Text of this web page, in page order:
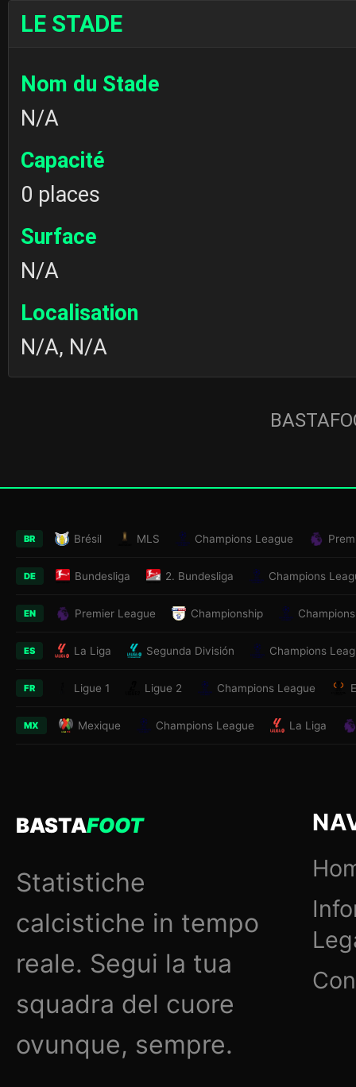
LE STADE
Nom du Stade
N/A
Capacité
0 places
Surface
N/A
Localisation
N/A, N/A
BR Brésil MLS Champions League
DE Bundesliga 2. Bundesliga Champions
EN Premier League Championship
ES La Liga Segunda División Champions
FR Ligue 1 Ligue 2 Champions League
MX Mexique Champions League La Liga
BASTAFOOT
Statistiche
calcistiche in tempo
reale. Segui la tua
squadra del cuore
ovunque, sempre.